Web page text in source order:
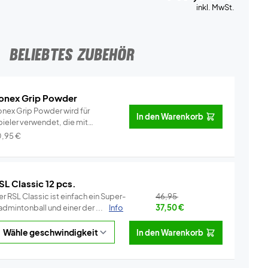
inkl. MwSt.
BELIEBTES ZUBEHÖR
Grip Powder
Grip Powder wird für
verwendet, die mit
Gri...
€
In den Warenkorb
Classic 12 pcs.
RSL Classic ist einfach ein Super-
und einer der ...
Info
46,95
37,50€
In den Warenkorb